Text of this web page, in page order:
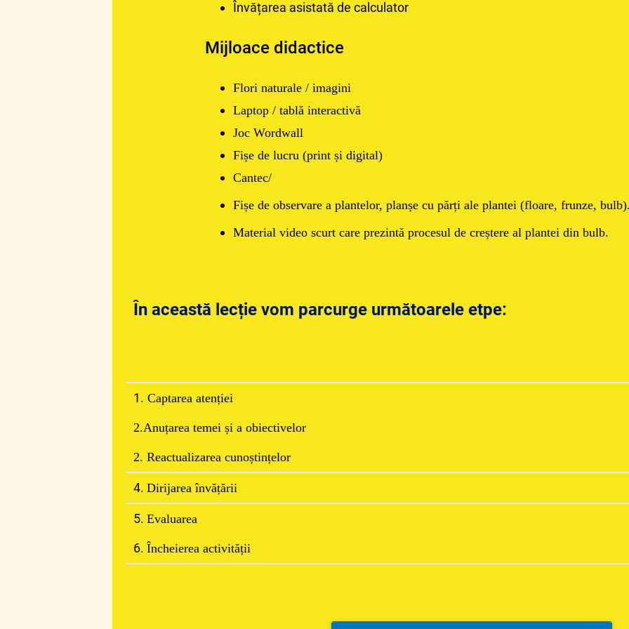
Învățarea asistată de calculator
Mijloace didactice
Flori naturale / imagini
Laptop / tablă interactivă
Joc Wordwall
Fișe de lucru (print și digital)
Cantec/
Fișe de observare a plantelor, planșe cu părți ale plantei (floare, frunze, bulb)
Material video scurt care prezintă procesul de creștere al plantei din bulb.
În această lecție vom parcurge următoarele etpe:
1. Captarea atenției
2.Anuțarea temei și a obiectivelor
2. Reactualizarea cunoștințelor
4. Dirijarea învățării
5. Evaluarea
6. Încheierea activității